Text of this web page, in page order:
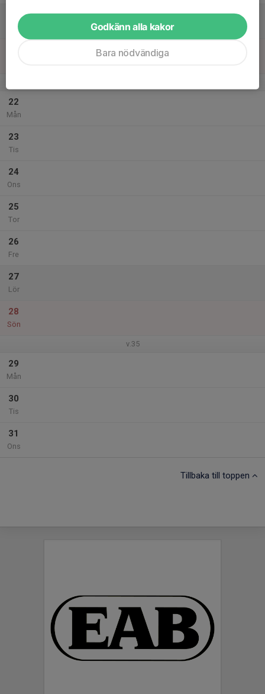
Lör
22
Mån
23
Tis
24
Ons
25
Tor
26
Fre
27
Lör
28
Sön
v.35
29
Mån
30
Tis
31
Ons
Tillbaka till toppen
Godkänn alla kakor
Bara nödvändiga